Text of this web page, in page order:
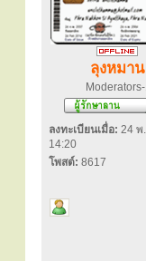
ลุงหมาน
ลงทะเบียนเมื่อ: 24 พ
14:20
โพสต์: 8617